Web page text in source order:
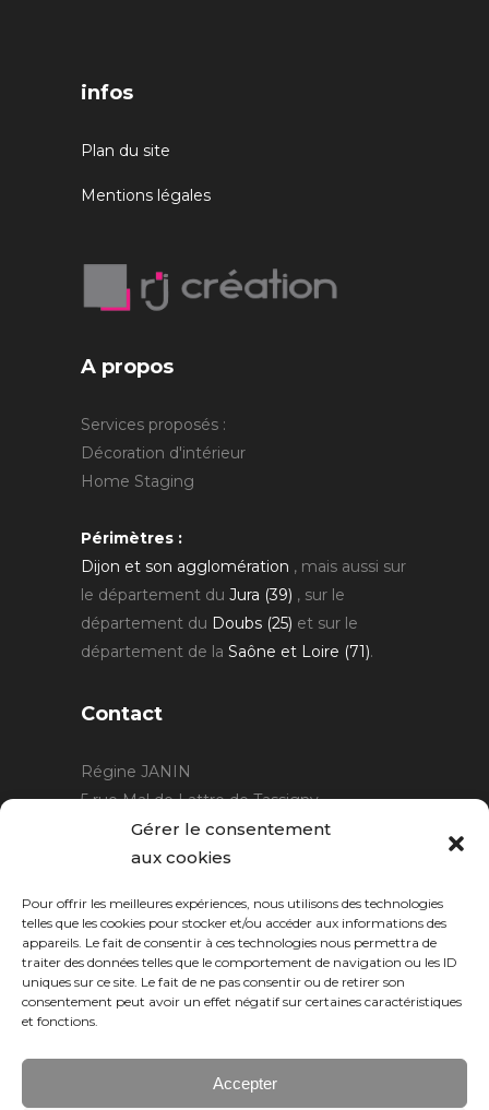
Gérer le consentement
aux cookies
Pour offrir les meilleures expériences, nous utilisons des technologies
telles que les cookies pour stocker et/ou accéder aux informations des
appareils. Le fait de consentir à ces technologies nous permettra de
traiter des données telles que le comportement de navigation ou les ID
uniques sur ce site. Le fait de ne pas consentir ou de retirer son
consentement peut avoir un effet négatif sur certaines caractéristiques
et fonctions.
Accepter
infos
Plan du site
Mentions légales
A propos
Services proposés :
Décoration d'intérieur
Home Staging
Périmètres :
Dijon et son agglomération , mais aussi sur
le département du Jura (39) , sur le
département du Doubs (25) et sur le
département de la Saône et Loire (71).
Contact
Régine JANIN
5 rue Mal de Lattre de Tassigny
21220 Gevrey Chambertin
06 15 15 80 29
Horaires :sur rendez-vous.